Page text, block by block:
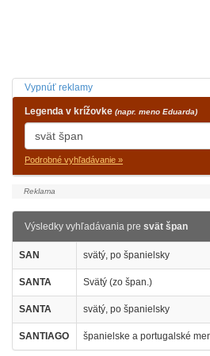
Vypnúť reklamy
Legenda v krížovke (napr. meno Eduarda)
Podrobné vyhľadávanie »
Výsledky vyhľadávania pre svät špan
SAN svätý, po španielsky
SANTA Svätý (zo špan.)
SANTA svätý, po španielsky
SANTIAGO španielske a portugalské